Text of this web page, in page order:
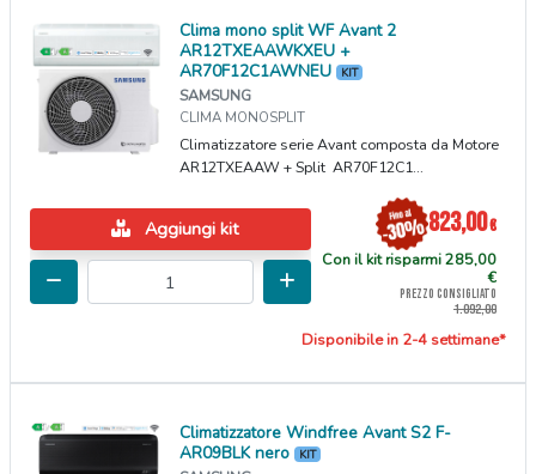
Clima mono split WF Avant 2
AR12TXEAAWKXEU +
AR70F12C1AWNEU KIT
SAMSUNG
CLIMA MONOSPLIT
Climatizzatore serie Avant composta da Motore
AR12TXEAAW + Split AR70F12C1...
Aggiungi kit 823,00€
Con il kit risparmi 285,00
€
PREZZO CONSIGLIATO
1.092,00
Disponibile in 2-4 settimane*
Climatizzatore Windfree Avant S2 F-
AR09BLK nero KIT